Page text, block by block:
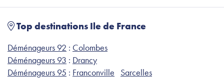
Top destinations Ile de France
Déménageurs 92 : Colombes
Déménageurs 93 : Drancy
Déménageurs 95 : Franconville Sarcelles